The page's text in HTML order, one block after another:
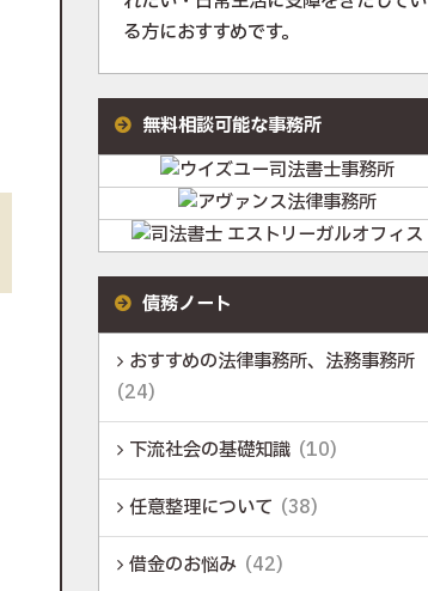
る方におすすめです。
無料相談可能な事務所
債務ノート
おすすめの法律事務所、法務事務所
(24)
下流社会の基礎知識 (10)
任意整理について (38)
借金のお悩み (42)